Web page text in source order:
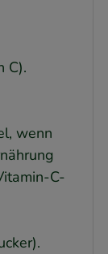
C).
wenn
C-